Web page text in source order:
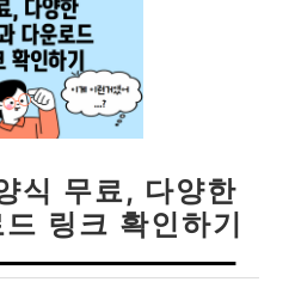
식 무료, 다양한
링크 확인하기